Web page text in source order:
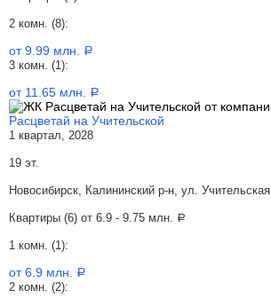
2 комн. (8):
от 9.99 млн. a
3 комн. (1):
от 11.65 млн. a
Расцветай на Учительской
1 квартал, 2028
19 эт.
Новосибирск, Калининский р-н, ул. Учительская
Квартиры (6) от 6.9 - 9.75 млн. a
1 комн. (1):
от 6.9 млн. a
2 комн. (2):